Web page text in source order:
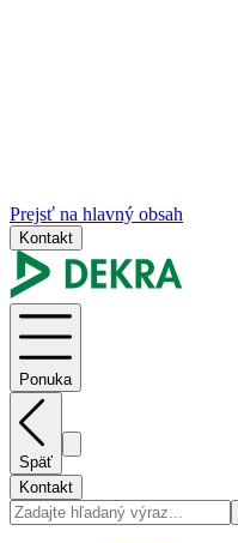
Prejsť na hlavný obsah
Kontakt
Ponuka
Späť
Kontakt